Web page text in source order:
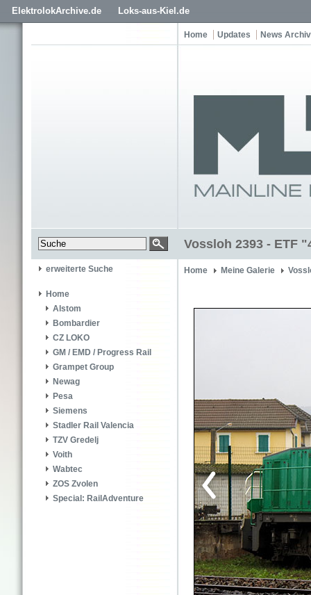
ElektrolokArchive.de Loks-aus-Kiel.de
Home Updates News Archiv
Vossloh 2393 - ETF
erweiterte Suche
Home
Alstom
Bombardier
CZ LOKO
GM / EMD / Progress Rail
Grampet Group
Newag
Pesa
Siemens
Stadler Rail Valencia
TZV Gredelj
Voith
Wabtec
ZOS Zvolen
Special: RailAdventure
Home Meine Galerie